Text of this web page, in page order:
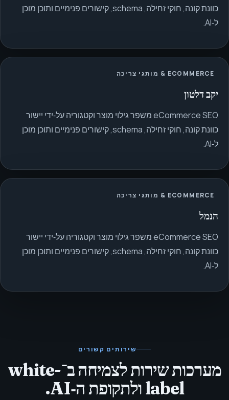
כוונת קונה, חוקי זחילה, schema, קישורים פנימיים ותוכן מוכן
ל‑AI.
ECOMMERCE & מותגי צריכה
יקב דלטון
eCommerce SEO משפר גילוי מוצר וקטגוריה על‑ידי יישור
כוונת קונה, חוקי זחילה, schema, קישורים פנימיים ותוכן מוכן
ל‑AI.
ECOMMERCE & מותגי צריכה
הנמל
eCommerce SEO משפר גילוי מוצר וקטגוריה על‑ידי יישור
כוונת קונה, חוקי זחילה, schema, קישורים פנימיים ותוכן מוכן
ל‑AI.
שירותים קשורים
מערכות שירות לצמיחה ב־white-
label ולתקופת ה‑AI.